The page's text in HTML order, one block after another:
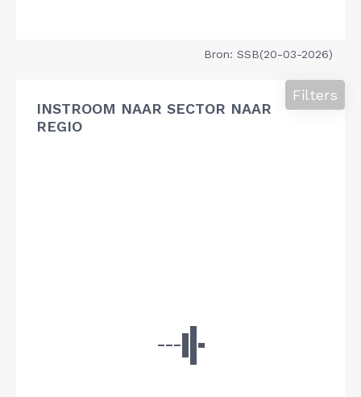
Bron: SSB(20-03-2026)
INSTROOM NAAR SECTOR NAAR
REGIO
Filters